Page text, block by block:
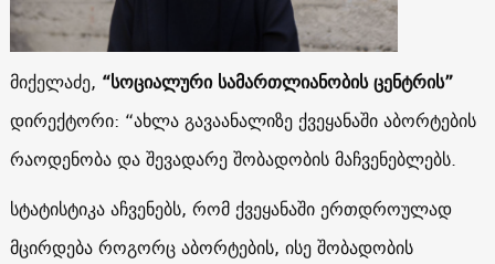
მიქელაძე, “სოციალური სამართლიანობის ცენტრის”
დირექტორი: “ახლა გავაანალიზე ქვეყანაში აბორტების
რაოდენობა და შევადარე შობადობის მაჩვენებლებს.
სტატისტიკა აჩვენებს, რომ ქვეყანაში ერთდროულად
მცირდება როგორც აბორტების, ისე შობადობის